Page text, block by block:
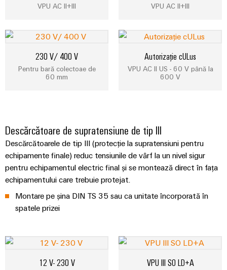
digitală de
nivel
superior -
intuitivă,
simplă,
rapidă
VPU AC II+III VPU AC II+III
230 V/ 400 V
Pentru bară colectoae de
60 mm
Autorizație cULus
VPU AC II US - 60 V până la
600 V
Descărcătoare de supratensiune de tip III
Descărcătoarele de tip III (protecție la supratensiuni pentru
echipamente finale) reduc tensiunile de vârf la un nivel sigur
pentru echipamentul electric final și se montează direct în fața
echipamentului care trebuie protejat.
Montare pe șina DIN TS 35 sau ca unitate încorporată în
spatele prizei
12 V- 230 V VPU III SO LD+A